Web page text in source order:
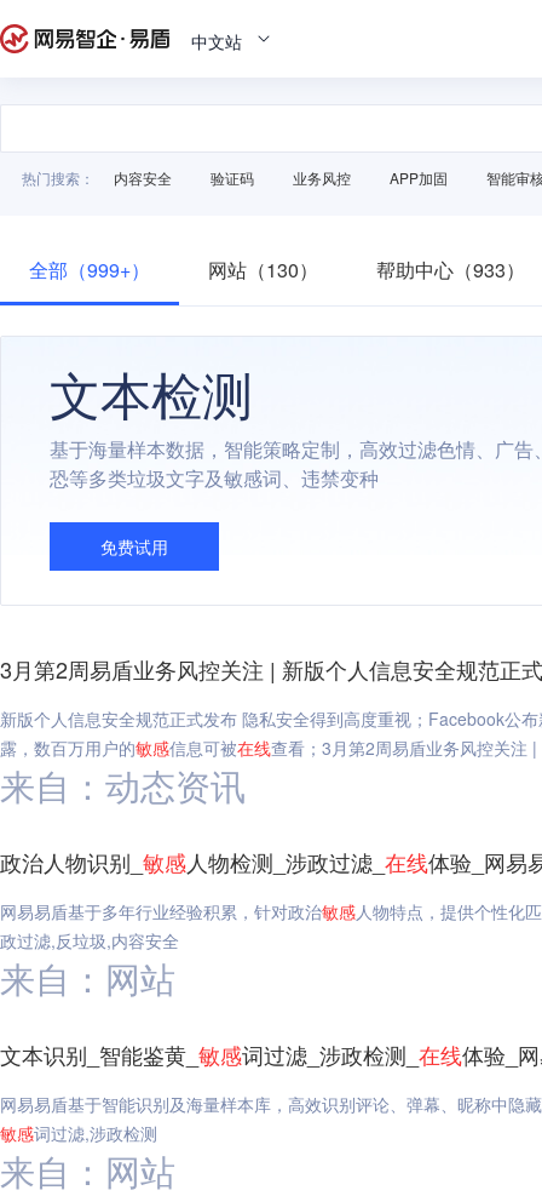
中文站
热门搜索： 内容安全 验证码 业务风控 APP加固 智能审
全部（999+） 网站（130） 帮助中心（933）
文本检测
基于海量样本数据，智能策略定制，高效过滤色情、广告
恐等多类垃圾文字及敏感词、违禁变种
免费试用
3月第2周易盾业务风控关注 | 新版个人信息安全规范正
新版个人信息安全规范正式发布 隐私安全得到高度重视；Facebook公
露，数百万用户的敏感信息可被在线查看；3月第2周易盾业务风控关注
来自：动态资讯
政治人物识别_ 敏感人物检测_涉政过滤_ 在线体验_网易
网易易盾基于多年行业经验积累，针对政治敏感人物特点，提供个性化
政过滤,反垃圾,内容安全
来自：网站
文本识别_智能鉴黄_ 敏感词过滤_涉政检测_ 在线体验_
网易易盾基于智能识别及海量样本库，高效识别评论、弹幕、昵称中
敏感词过滤,涉政检测
来自：网站